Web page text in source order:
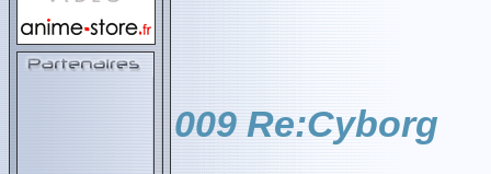
009 Re:Cyborg